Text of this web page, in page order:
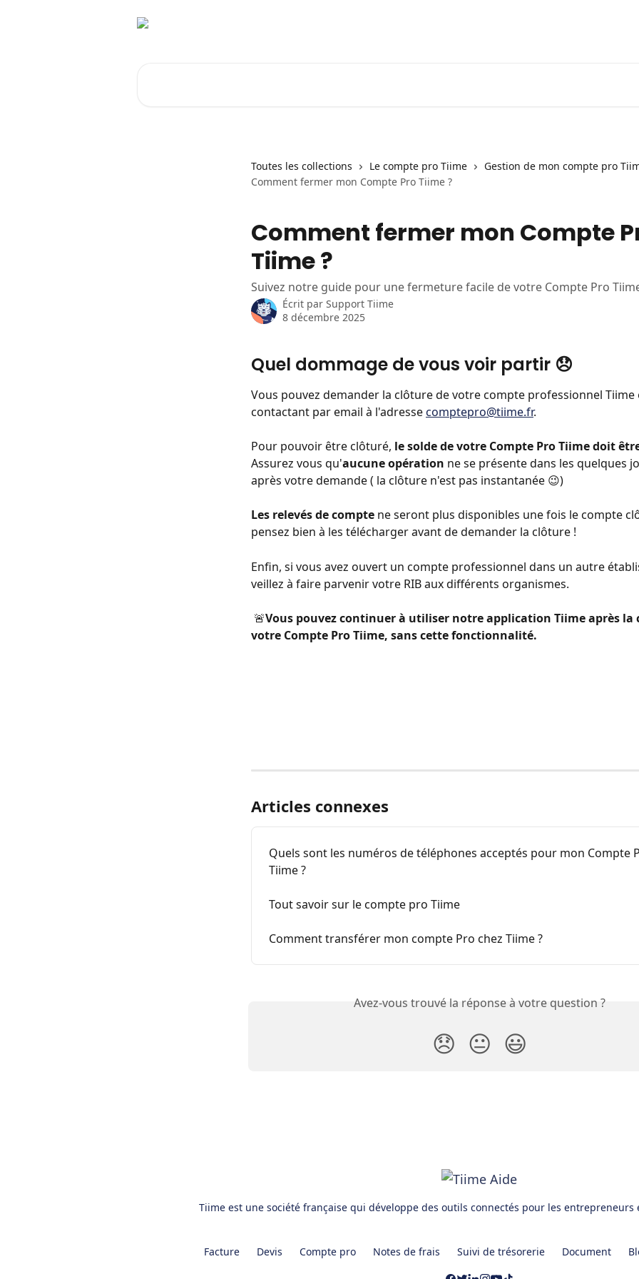
Toutes les collections Le compte pro Tiime
Gestion de mon compte pro
Comment fermer mon Compte Pro Tiime ?
Comment fermer mon Compte
Tiime ?
Suivez notre guide pour une fermeture facile de votre Compte Pro
Écrit par Support Tiime
8 décembre 2025
Quel dommage de vous voir partir 😞
Vous pouvez demander la clôture de votre compte professionnel
contactant par email à l'adresse comptepro@tiime.fr.
Pour pouvoir être clôturé, le solde de votre Compte Pro Tiime doit
Assurez vous qu'aucune opération ne se présente dans les quelques
après votre demande ( la clôture n'est pas instantanée 😉)
Les relevés de compte ne seront plus disponibles une fois le compte
pensez bien à les télécharger avant de demander la clôture !
Enfin, si vous avez ouvert un compte professionnel dans un autre
veillez à faire parvenir votre RIB aux différents organismes.
🚨Vous pouvez continuer à utiliser notre application Tiime après
votre Compte Pro Tiime, sans cette fonctionnalité.
Articles connexes
Quels sont les numéros de téléphones acceptés pour mon Compte
Tiime ?
Tout savoir sur le compte pro Tiime
Comment transférer mon compte Pro chez Tiime ?
Avez-vous trouvé la réponse à votre question ?
😞 😐 😃
Tiime est une société française qui développe des outils connectés pour les entrepreneurs
Facture Devis Compte pro Notes de frais Suivi de trésorerie Document